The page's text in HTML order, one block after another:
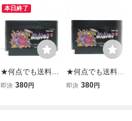
本日終了
★何点でも送料１
８５円★ アルカノ
即決 380円
★何点でも送料１
８５円★ ② アル
即決 380円